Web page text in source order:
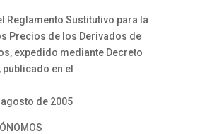
Reglamento Sustitutivo para la
Precios de los Derivados de
expedido mediante Decreto
publicado en el
de 2005